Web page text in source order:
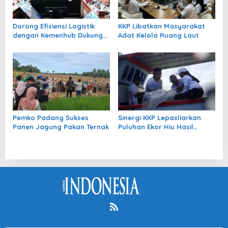
Dorong Efisiensi Logistik
dengan Kemenhub Dukung
KKP Libatkan Masyarakat
Adat Kelola Ruang Laut
Pemko Padang Sukses
Panen Jagung Pakan Ternak
Sinergi KKP Lepasliarkan
Puluhan Ekor Hiu Hasil